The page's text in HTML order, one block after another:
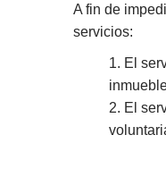
A fin de
servicios:
1. El
2. El